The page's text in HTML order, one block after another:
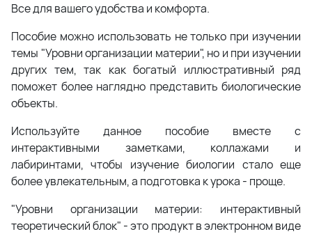
Все для вашего удобства и комфорта.
Пособие можно использовать не только при изучении
темы "Уровни организации материи", но и при изучении
других тем, так как богатый иллюстративный ряд
поможет более наглядно представить биологические
объекты.
Используйте данное пособие вместе с
интерактивными заметками, коллажами и
лабиринтами, чтобы изучение биологии стало еще
более увлекательным, а подготовка к урока - проще.
"Уровни организации материи: интерактивный
теоретический блок" - это продукт в электронном виде